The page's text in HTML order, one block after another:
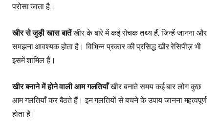
परोसा जाता है।
खीर से जुड़ी खास बातेंखीर के बारे में कई रोचक तथ्य हैं, जिन्हें जानना और
समझना आवश्यक होता है। विभिन्न प्रकार की प्रसिद्ध खीर रेसिपीज़ भी
इसमें शामिल हैं।
खीर बनाने में होने वाली आम गलतियाँखीर बनाते समय कई बार लोग कुछ
आम गलतियाँ कर बैठते हैं। इन गलतियों से बचने के उपाय जानना महत्वपूर्ण
होता है।